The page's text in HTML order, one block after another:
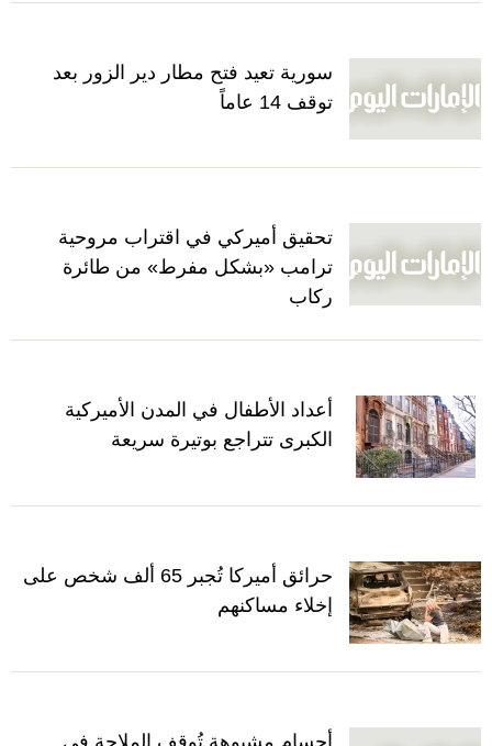
سورية تعيد فتح مطار دير الزور بعد
توقف 14 عاماً
تحقيق أميركي في اقتراب مروحية
ترامب «بشكل مفرط» من طائرة
ركاب
أعداد الأطفال في المدن الأميركية
الكبرى تتراجع بوتيرة سريعة
حرائق أميركا تُجبر 65 ألف شخص على
إخلاء مساكنهم